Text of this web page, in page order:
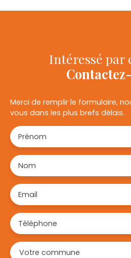
Intéressé par
Merci de remplir le formulaire,
vous dans les plus brefs délais.
Prénom
Nom
Email
Téléphone
Votre commune